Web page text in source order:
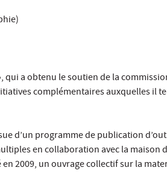
qui a obtenu le soutien de la
complémentaires auxquelles il
d’un programme de publication
en collaboration avec la maison
2009, un ouvrage collectif sur la